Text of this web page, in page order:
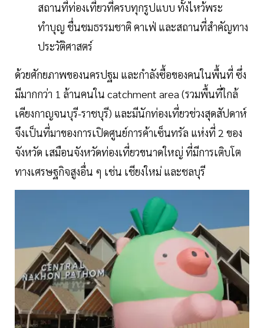
สถานที่ท่องเที่ยวที่ครบทุกรูปแบบ ทั้งไหว้พระ
ทำบุญ ชื่นชมธรรมชาติ คาเฟ่ และสถานที่สำคัญทาง
ประวัติศาสตร์
ด้วยศักยภาพของนครปฐม และกำลังซื้อของคนในพื้นที่ ซึ่ง
มีมากกว่า 1 ล้านคนใน catchment area (รวมพื้นที่ใกล้
เคียงกาญจนบุรี-ราชบุรี) และมีนักท่องเที่ยวช่วงสุดสัปดาห์
จึงเป็นที่มาของการเปิดศูนย์การค้าเซ็นทรัล แห่งที่ 2 ของ
จังหวัด เสมือนจังหวัดท่องเที่ยวขนาดใหญ่ ที่มีการเติบโต
ทางเศรษฐกิจสูงอื่น ๆ เช่น เชียงใหม่ และชลบุรี